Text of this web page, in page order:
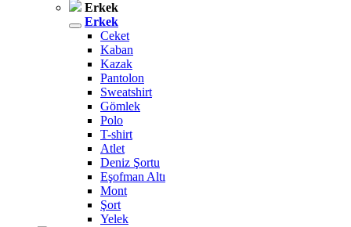
Erkek
Erkek
Ceket
Kaban
Kazak
Pantolon
Sweatshirt
Gömlek
Polo
T-shirt
Atlet
Deniz Şortu
Eşofman Altı
Mont
Şort
Yelek